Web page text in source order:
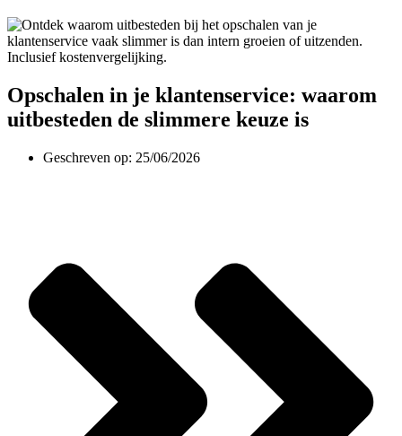
Opschalen in je klantenservice: waarom
uitbesteden de slimmere keuze is
Geschreven op: 25/06/2026